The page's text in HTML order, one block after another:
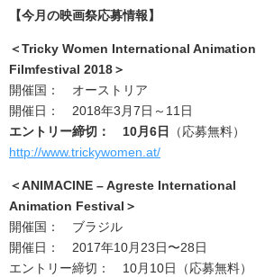
【今月の映画祭応募情報】
＜Tricky Women International Animation
Filmfestival 2018＞
開催国： オーストリア
開催日： 2018年3月7日～11日
エントリー締切： 10月6日
（応募無料）
http://www.trickywomen.at/
＜ANIMACINE – Agreste International
Animation Festival＞
開催国： ブラジル
開催日： 2017年10月23日〜28日
エントリー締切： 10月10日（応募無料）